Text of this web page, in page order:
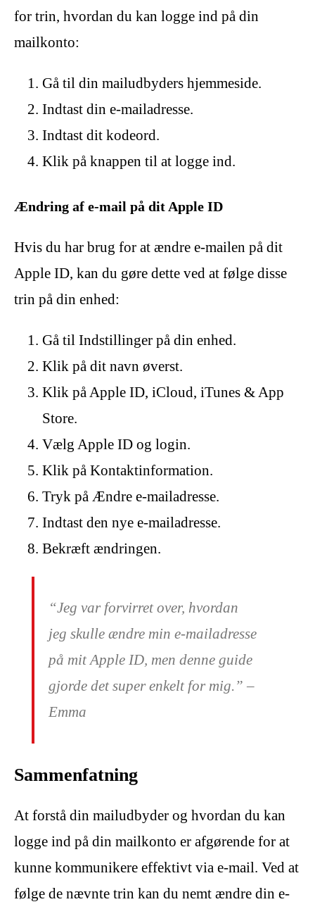
for trin, hvordan du kan logge ind på din
mailkonto:
Gå til din mailudbyders hjemmeside.
Indtast din e-mailadresse.
Indtast dit kodeord.
Klik på knappen til at logge ind.
Ændring af e-mail på dit Apple ID
Hvis du har brug for at ændre e-mailen på dit
Apple ID, kan du gøre dette ved at følge disse
trin på din enhed:
Gå til Indstillinger på din enhed.
Klik på dit navn øverst.
Klik på Apple ID, iCloud, iTunes & App
Store.
Vælg Apple ID og login.
Klik på Kontaktinformation.
Tryk på Ændre e-mailadresse.
Indtast den nye e-mailadresse.
Bekræft ændringen.
“Jeg var forvirret over, hvordan
jeg skulle ændre min e-mailadresse
på mit Apple ID, men denne guide
gjorde det super enkelt for mig.” –
Emma
Sammenfatning
At forstå din mailudbyder og hvordan du kan
logge ind på din mailkonto er afgørende for at
kunne kommunikere effektivt via e-mail. Ved at
følge de nævnte trin kan du nemt ændre din e-